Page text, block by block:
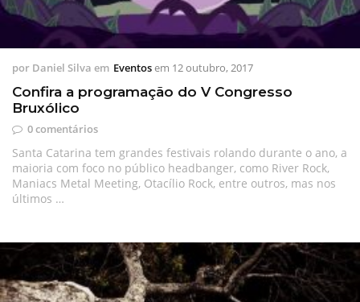
por Daniel Silva em Eventosem 12 outubro, 2017
Confira a programação do V Congresso
Bruxólico
0 comentários
Santa Catarina tem grandes festivais rolando durante o ano, a
maioria com foco no público headbanger, como River Rock,
Maniacs Metal Meeting, Otacílio Rock, entre outros, mas nos
últimos …